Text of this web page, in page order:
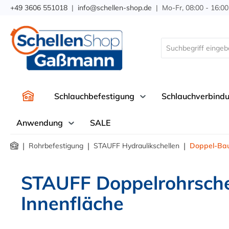
Zur Hauptnavigation springen
+49 3606 551018 | info@schellen-shop.de | Mo-Fr, 08:00 -
Schlauchbefestigung
Anwendung SALE
| Rohrbefestigung | STAUFF Hydraulikschellen | Doppel-
STAUFF
Innenfläche